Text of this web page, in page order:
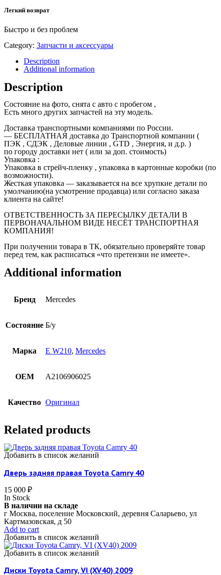
Легкий возврат
Быстро и без проблем
Category: Запчасти и аксессуары
Description
Additional information
Description
Состояние на фото, снята с авто с пробегом ,
Есть много других запчастей на эту модель.
Доставка транспортными компаниями по России.
— БЕСПЛАТНАЯ доставка до Транспортной компании (
ПЭК , СДЭК , Деловые линии , GTD , Энергия, и д.р. )
по городу доставки нет ( или за доп. стоимость)
Упаковка :
Упаковка в стрейч-пленку , упаковка в картонные коробки (по
возможности).
Жесткая упаковка — заказывается на все хрупкие детали по
умолчанию(на усмотрение продавца) или согласно заказа
клиента на сайте!
ОТВЕТСТВЕННОСТЬ ЗА ПЕРЕСЫЛКУ ДЕТАЛИ В
ПЕРВОНАЧАЛЬНОМ ВИДЕ НЕСЁТ ТРАНСПОРТНАЯ
КОМПАНИЯ!
При получении товара в ТК, обязательно проверяйте товар
перед тем, как расписаться «что претензии не имеете».
Additional information
Бренд Mercedes
Состояние Б/у
Марка E W210, Mercedes
OEM A2106906025
Качество Оригинал
Related products
Добавить в список желаний
Дверь задняя правая Toyota Camry 40
15 000 ₽
In Stock
В наличии на складе
г Москва, поселение Московский, деревня Саларьево, ул
Картмазовская, д 50
Add to cart
Добавить в список желаний
Добавить в список желаний
Диски Toyota Camry, VI (XV40) 2009